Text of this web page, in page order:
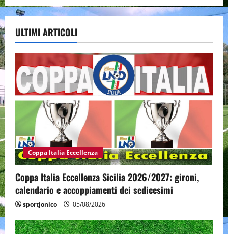
ULTIMI ARTICOLI
Coppa Italia Eccellenza
Coppa Italia Eccellenza Sicilia 2026/2027: gironi,
calendario e accoppiamenti dei sedicesimi
sportjonico 05/08/2026